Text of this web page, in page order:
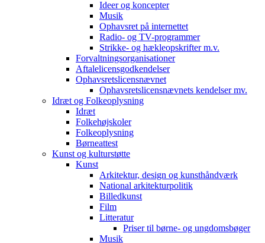
Ideer og koncepter
Musik
Ophavsret på internettet
Radio- og TV-programmer
Strikke- og hækleopskrifter m.v.
Forvaltningsorganisationer
Aftalelicensgodkendelser
Ophavsretslicensnævnet
Ophavsretslicensnævnets kendelser mv.
Idræt og Folkeoplysning
Idræt
Folkehøjskoler
Folkeoplysning
Børneattest
Kunst og kulturstøtte
Kunst
Arkitektur, design og kunsthåndværk
National arkitekturpolitik
Billedkunst
Film
Litteratur
Priser til børne- og ungdomsbøger
Musik